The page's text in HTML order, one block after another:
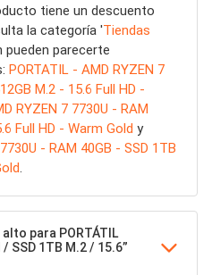
tiene un descuento
la categoría 'Tiendas
pueden parecerte
PORTATIL - AMD RYZEN 7
M.2 - 15.6 Full HD -
RYZEN 7 7730U - RAM
Full HD - Warm Gold y
- RAM 40GB - SSD 1TB
para PORTÁTIL
/ SSD 1TB M.2 / 15.6”